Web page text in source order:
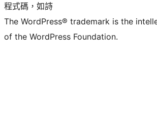
程式碼，如詩
The WordPress® trademark is the
of the WordPress Foundation.